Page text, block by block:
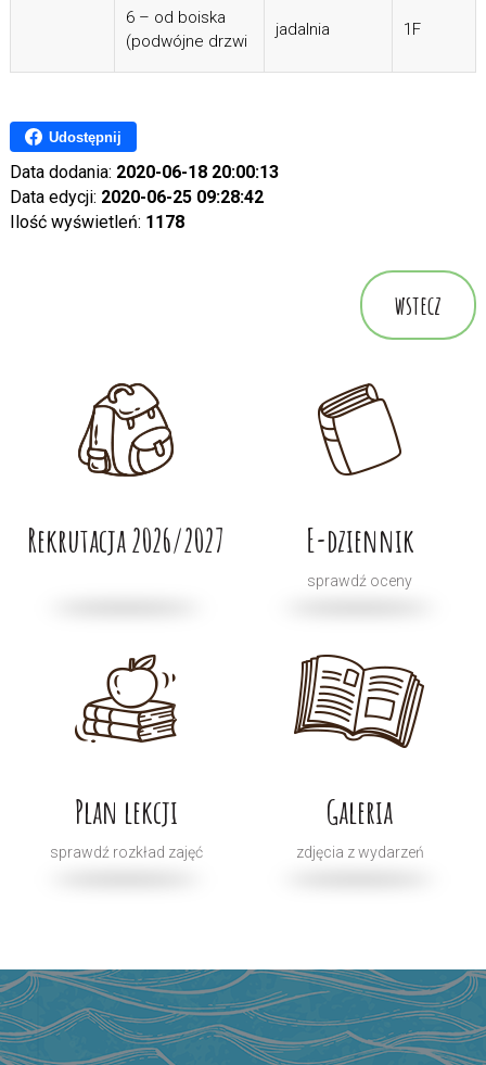
6 – od boiska
(podwójne drzwi
jadalnia 1F
Udostępnij
Data dodania: 2020-06-18 20:00:13
Data edycji: 2020-06-25 09:28:42
Ilość wyświetleń: 1178
wstecz
Rekrutacja 2026/2027 E-dziennik
sprawdź oceny
Plan lekcji
sprawdź rozkład zajęć
Galeria
zdjęcia z wydarzeń